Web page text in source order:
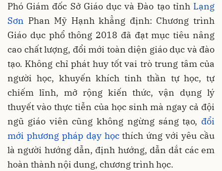
Phó Giám đốc Sở Giáo dục và Đào tạo tỉnh Lạng
Sơn Phan Mỹ Hạnh khẳng định: Chương trình
Giáo dục phổ thông 2018 đã đạt mục tiêu nâng
cao chất lượng, đổi mới toàn diện giáo dục và đào
tạo. Không chỉ phát huy tốt vai trò trung tâm của
người học, khuyến khích tinh thần tự học, tự
chiếm lĩnh, mở rộng kiến thức, vận dụng lý
thuyết vào thực tiễn của học sinh mà ngay cả đội
ngũ giáo viên cũng không ngừng sáng tạo, đổi
mới phương pháp dạy họcthích ứng với yêu cầu
là người hướng dẫn, định hướng, dẫn dắt các em
hoàn thành nội dung, chương trình học.